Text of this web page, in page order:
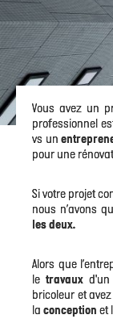
Vous avez un
professionnel
vs un
pour une
Si votre projet
nous n’avons
les deux.
Alors que
letravaux
bricoleur et
la conception et